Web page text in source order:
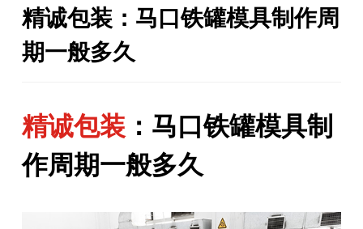
精诚包装：马口铁罐模具制作周
期一般多久
精诚包装 ：马口铁罐模具制
作周期一般多久